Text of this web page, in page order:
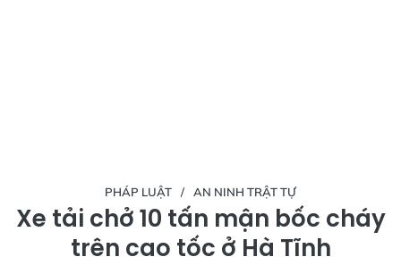
PHÁP LUẬT AN NINH TRẬT TỰ
Xe tải chở 10 tấn mận bốc cháy
trên cao tốc ở Hà Tĩnh